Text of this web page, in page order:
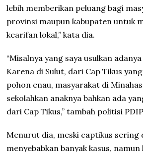
lebih memberikan peluang bagi
provinsi maupun kabupaten untuk
kearifan lokal,” kata dia.
“Misalnya yang saya usulkan
Karena di Sulut, dari Cap Tikus
pohon enau, masyarakat di
sekolahkan anaknya bahkan ada
dari Cap Tikus,” tambah politisi
Menurut dia, meski captikus sering
menyebabkan banyak kasus,